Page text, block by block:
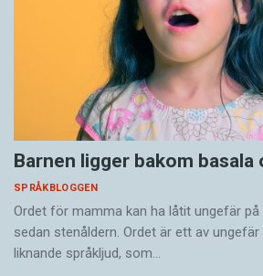
Barnen ligger bakom basala
SPRÅKBLOGGEN
Ordet för mamma kan ha låtit ungefär
sedan stenåldern. Ordet är ett av
liknande språkljud, som…